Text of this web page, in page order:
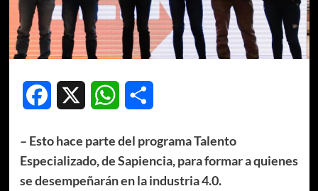
Facebook WhatsApp
– Esto hace parte del programa Talento
Especializado, de Sapiencia, para formar a quienes
se desempeñarán en la industria 4.0.